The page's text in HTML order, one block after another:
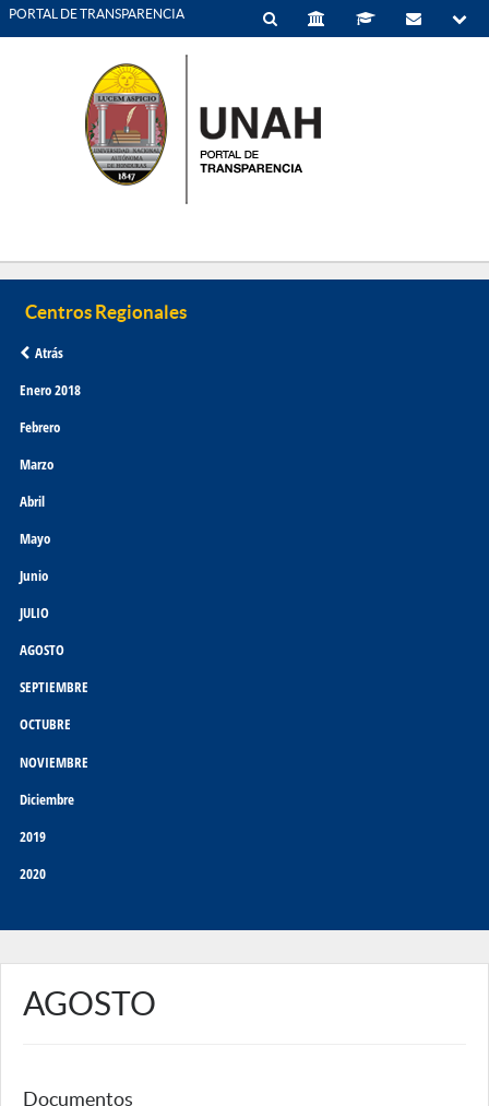
PORTAL DE TRANSPARENCIA
Atrás
Enero 2018
Febrero
Marzo
Abril
Mayo
Junio
JULIO
AGOSTO
SEPTIEMBRE
OCTUBRE
NOVIEMBRE
Diciembre
2019
2020
AGOSTO
Documentos